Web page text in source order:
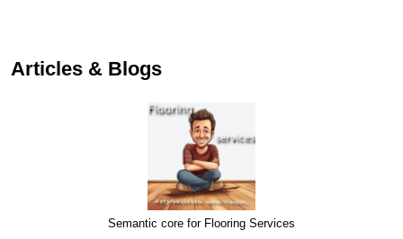
Articles & Blogs
Semantic core for Flooring Services